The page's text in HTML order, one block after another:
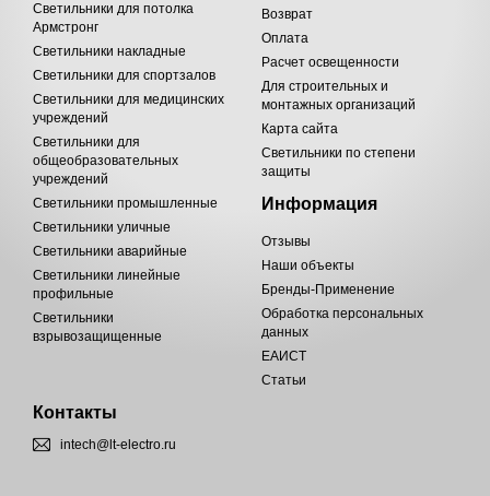
Светильники для потолка
Армстронг
Светильники накладные
Светильники для спортзалов
Светильники для медицинских
учреждений
Светильники для
общеобразовательных
учреждений
Светильники промышленные
Светильники уличные
Светильники аварийные
Светильники линейные
профильные
Светильники
взрывозащищенные
Возврат
Оплата
Расчет освещенности
Для строительных и
монтажных организаций
Карта сайта
Светильники по степени
защиты
Информация
Отзывы
Наши объекты
Бренды-Применение
Обработка персональных
данных
ЕАИСТ
Статьи
Контакты
intech@lt-electro.ru